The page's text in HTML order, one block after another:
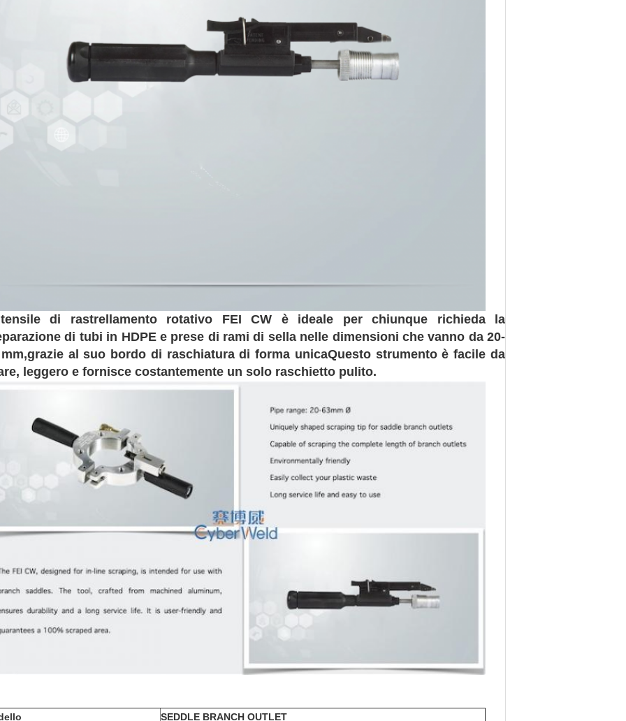
di rastrellamento rotativo FEI CW è ideale per chiunque richieda la
di tubi in HDPE e prese di rami di sella nelle dimensioni che vanno da 20-
al suo bordo di raschiatura di forma unicaQuesto strumento è facile da
leggero e fornisce costantemente un solo raschietto pulito.
SEDDLE BRANCH OUTLET